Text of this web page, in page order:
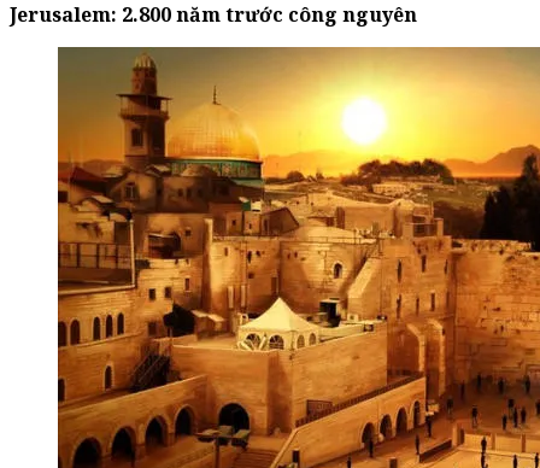
Jerusalem: 2.800 năm trước công nguyên